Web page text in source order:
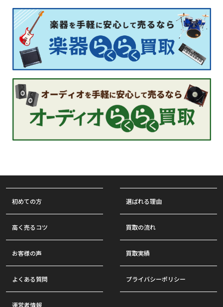
初めての方 選ばれる理由
高く売るコツ 買取の流れ
お客様の声 買取実績
よくある質問 プライバシーポリシー
運営者情報